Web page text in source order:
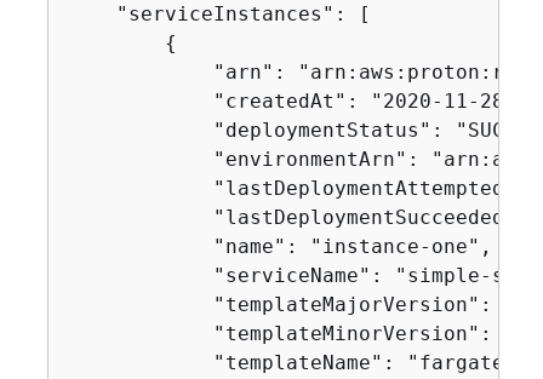
    "serviceInstances": [
{
"arn":
"createdAt": "2020-11-
"deploymentStatus":
"environmentArn":
            "name": "instance-one",
"serviceName": "simple-
"templateMajorVersion":
"templateMinorVersion":
"templateName": "fargate-